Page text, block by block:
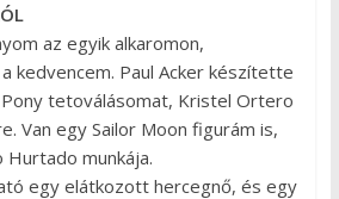
az egyik alkaromon,
kedvencem. Paul Acker készítette
tetoválásomat, Kristel Ortero
Van egy Sailor Moon figurám is,
Hurtado munkája.
egy elátkozott hercegnő, és egy